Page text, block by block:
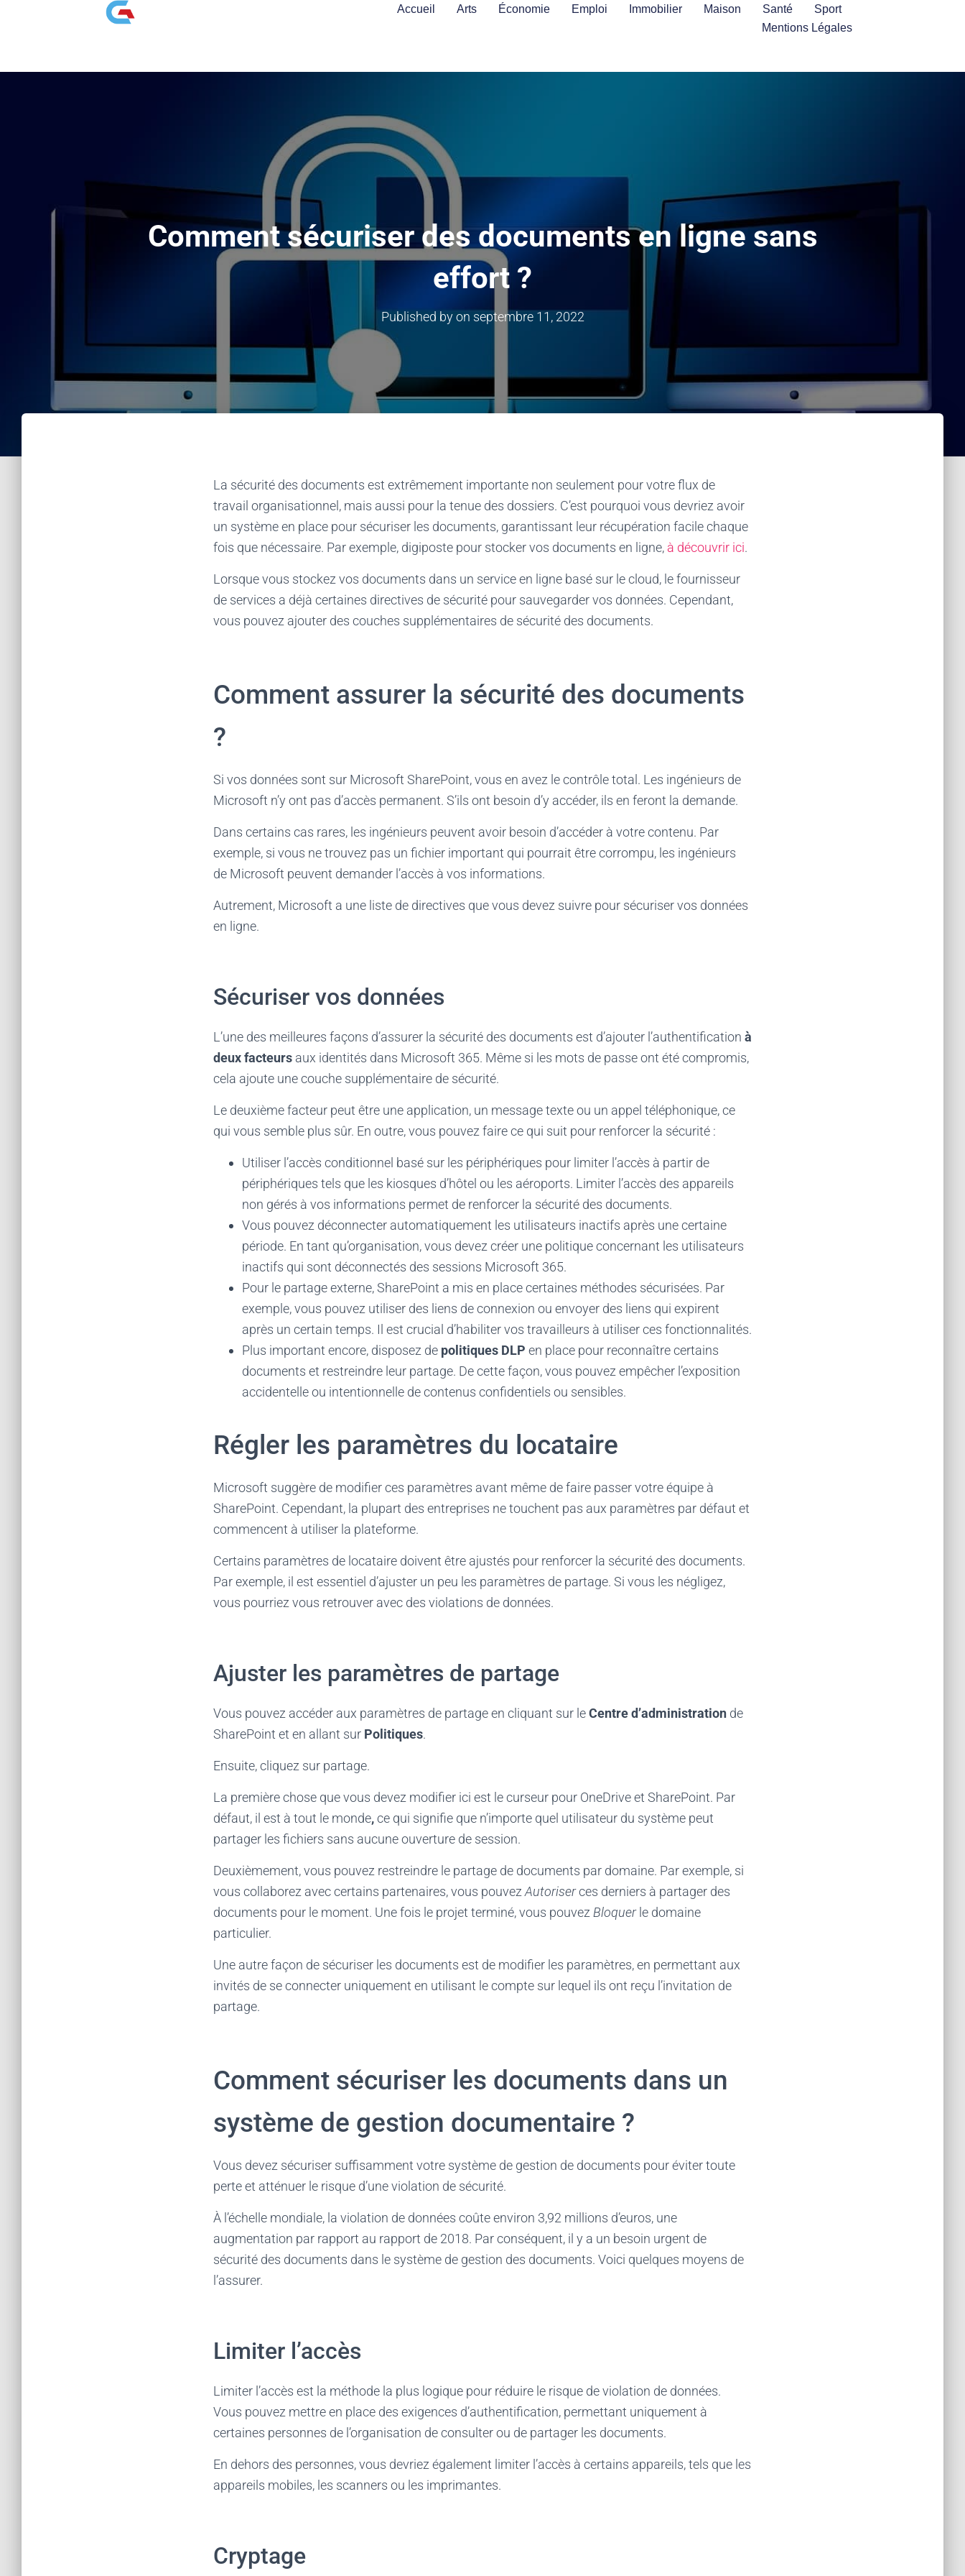
Accueil Arts Économie Emploi Immobilier Maison Santé
Sport
Mentions Légales
Comment sécuriser des documents en ligne sans
effort ?
Published byon septembre 11, 2022
La sécurité des documents est extrêmement importante non seulement pour votre flux de
travail organisationnel, mais aussi pour la tenue des dossiers. C’est pourquoi vous devriez avoir
un système en place pour sécuriser les documents, garantissant leur récupération facile chaque
fois que nécessaire. Par exemple, digiposte pour stocker vos documents en ligne, à découvrir ici.
Lorsque vous stockez vos documents dans un service en ligne basé sur le cloud, le fournisseur
de services a déjà certaines directives de sécurité pour sauvegarder vos données. Cependant,
vous pouvez ajouter des couches supplémentaires de sécurité des documents.
Comment assurer la sécurité des documents
?
Si vos données sont sur Microsoft SharePoint, vous en avez le contrôle total. Les ingénieurs de
Microsoft n’y ont pas d’accès permanent. S’ils ont besoin d’y accéder, ils en feront la demande.
Dans certains cas rares, les ingénieurs peuvent avoir besoin d’accéder à votre contenu. Par
exemple, si vous ne trouvez pas un fichier important qui pourrait être corrompu, les ingénieurs
de Microsoft peuvent demander l’accès à vos informations.
Autrement, Microsoft a une liste de directives que vous devez suivre pour sécuriser vos données
en ligne.
Sécuriser vos données
L’une des meilleures façons d’assurer la sécurité des documents est d’ajouter l’authentification à
deux facteurs aux identités dans Microsoft 365. Même si les mots de passe ont été compromis,
cela ajoute une couche supplémentaire de sécurité.
Le deuxième facteur peut être une application, un message texte ou un appel téléphonique, ce
qui vous semble plus sûr. En outre, vous pouvez faire ce qui suit pour renforcer la sécurité :
Utiliser l’accès conditionnel basé sur les périphériques pour limiter l’accès à partir de
périphériques tels que les kiosques d’hôtel ou les aéroports. Limiter l’accès des appareils
non gérés à vos informations permet de renforcer la sécurité des documents.
Vous pouvez déconnecter automatiquement les utilisateurs inactifs après une certaine
période. En tant qu’organisation, vous devez créer une politique concernant les utilisateurs
inactifs qui sont déconnectés des sessions Microsoft 365.
Pour le partage externe, SharePoint a mis en place certaines méthodes sécurisées. Par
exemple, vous pouvez utiliser des liens de connexion ou envoyer des liens qui expirent
après un certain temps. Il est crucial d’habiliter vos travailleurs à utiliser ces fonctionnalités.
Plus important encore, disposez de politiques DLP en place pour reconnaître certains
documents et restreindre leur partage. De cette façon, vous pouvez empêcher l’exposition
accidentelle ou intentionnelle de contenus confidentiels ou sensibles.
Régler les paramètres du locataire
Microsoft suggère de modifier ces paramètres avant même de faire passer votre équipe à
SharePoint. Cependant, la plupart des entreprises ne touchent pas aux paramètres par défaut et
commencent à utiliser la plateforme.
Certains paramètres de locataire doivent être ajustés pour renforcer la sécurité des documents.
Par exemple, il est essentiel d’ajuster un peu les paramètres de partage. Si vous les négligez,
vous pourriez vous retrouver avec des violations de données.
Ajuster les paramètres de partage
Vous pouvez accéder aux paramètres de partage en cliquant sur leCentre d’administration de
SharePoint et en allant sur Politiques.
Ensuite, cliquez sur partage.
La première chose que vous devez modifier ici est le curseur pour OneDrive et SharePoint. Par
défaut, il est à tout le monde,ce qui signifie que n’importe quel utilisateur du système peut
partager les fichiers sans aucune ouverture de session.
Deuxièmement, vous pouvez restreindre le partage de documents par domaine. Par exemple, si
vous collaborez avec certains partenaires, vous pouvez Autoriserces derniers à partager des
documents pour le moment. Une fois le projet terminé, vous pouvez Bloquerle domaine
particulier.
Une autre façon de sécuriser les documents est de modifier les paramètres, en permettant aux
invités de se connecter uniquement en utilisant le compte sur lequel ils ont reçu l’invitation de
partage.
Comment sécuriser les documents dans un
système de gestion documentaire ?
Vous devez sécuriser suffisamment votre système de gestion de documents pour éviter toute
perte et atténuer le risque d’une violation de sécurité.
À l’échelle mondiale, la violation de données coûte environ 3,92 millions d’euros, une
augmentation par rapport au rapport de 2018. Par conséquent, il y a un besoin urgent de
sécurité des documents dans le système de gestion des documents. Voici quelques moyens de
l’assurer.
Limiter l’accès
Limiter l’accès est la méthode la plus logique pour réduire le risque de violation de données.
Vous pouvez mettre en place des exigences d’authentification, permettant uniquement à
certaines personnes de l’organisation de consulter ou de partager les documents.
En dehors des personnes, vous devriez également limiter l’accès à certains appareils, tels que les
appareils mobiles, les scanners ou les imprimantes.
Cryptage